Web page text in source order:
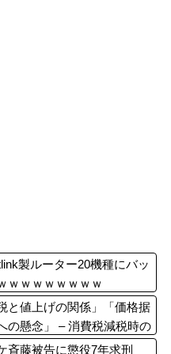
製ルーター20機種にバッ
ｗｗｗｗｗｗｗｗ
と値上げの関係」「価格据
の懸念」 – 消費税減税時の
集まる
斉藤被告に懲役7年求刑